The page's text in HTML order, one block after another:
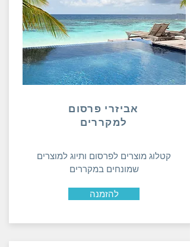
אביזרי פרסום
למקררים
קטלוג מוצרים לפרסום ותיוג למוצרים
שמונחים במקררים
להזמנה